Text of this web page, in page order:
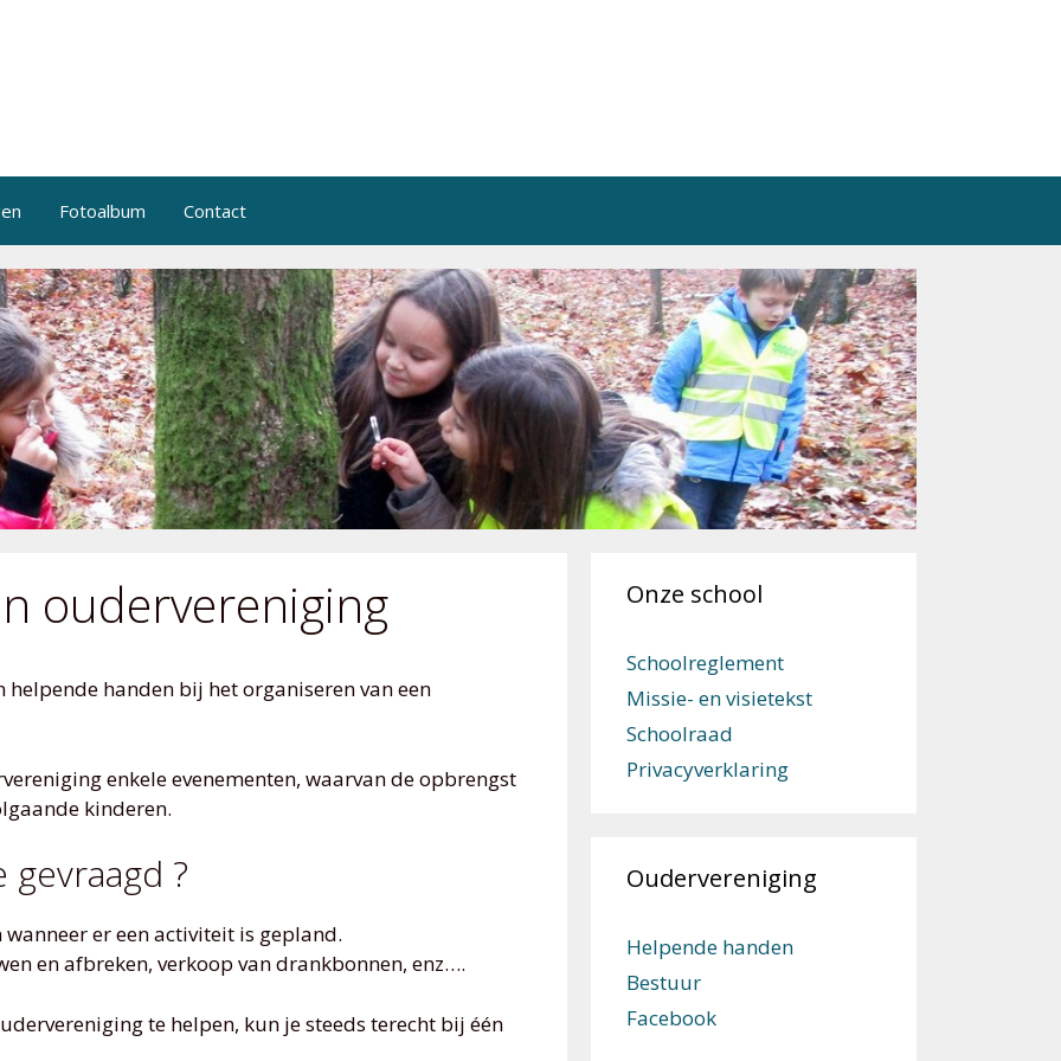
Fotoalbum Contact
oudervereniging
handen bij het organiseren van een
enkele evenementen, waarvan de opbrengst
kinderen.
?
er een activiteit is gepland.
en afbreken, verkoop van drankbonnen, enz….
te helpen, kun je steeds terecht bij één
Onze school
Schoolreglement
Missie- en visietekst
Schoolraad
Privacyverklaring
Oudervereniging
Helpende handen
Bestuur
Facebook